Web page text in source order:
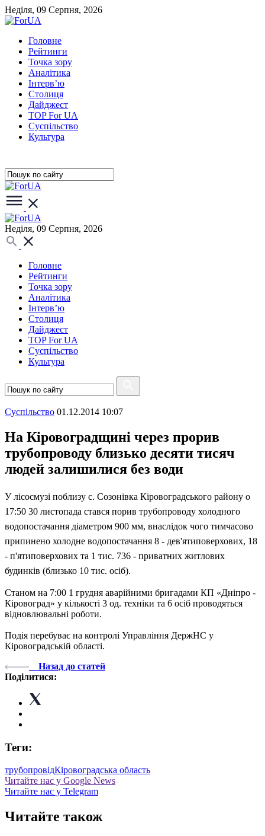
Неділя, 09 Серпня, 2026
Головне
Рейтинги
Точка зору
Аналітика
Інтерв’ю
Столиця
Дайджест
TOP For UA
Суспiльство
Культура
Неділя, 09 Серпня, 2026
Головне
Рейтинги
Точка зору
Аналітика
Інтерв’ю
Столиця
Дайджест
TOP For UA
Суспiльство
Культура
Суспiльство 01.12.2014 10:07
На Кіровоградщині через прорив
трубопроводу близько десяти тисяч
людей залишилися без води
У лісосмузі поблизу с. Созонівка Кіровоградського району о
17:50 30 листопада стався порив трубопроводу холодного
водопостачання діаметром 900 мм, внаслідок чого тимчасово
припинено холодне водопостачання 8 - дев'ятиповерхових, 18
- п'ятиповерхових та 1 тис. 736 - приватних житлових
будинків (близько 10 тис. осіб).
Станом на 7:00 1 грудня аварійними бригадами КП «Дніпро -
Кіровоград» у кількості 3 од. техніки та 6 осіб проводяться
відновлювальні роботи.
Подія перебуває на контролі Управління ДержНС у
Кіровоградській області.
Назад до статей
Поділитися:
Теги:
трубопровідКіровоградська область
Читайте нас у Google News
Читайте нас у Telegram
Читайте також